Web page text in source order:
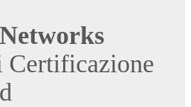
Certificazione